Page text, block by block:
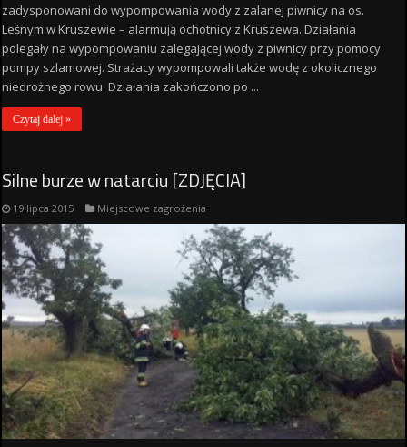
zadysponowani do wypompowania wody z zalanej piwnicy na os.
Leśnym w Kruszewie – alarmują ochotnicy z Kruszewa. Działania
polegały na wypompowaniu zalegającej wody z piwnicy przy pomocy
pompy szlamowej. Strażacy wypompowali także wodę z okolicznego
niedrożnego rowu. Działania zakończono po ...
Czytaj dalej »
Silne burze w natarciu [ZDJĘCIA]
19 lipca 2015 Miejscowe zagrożenia